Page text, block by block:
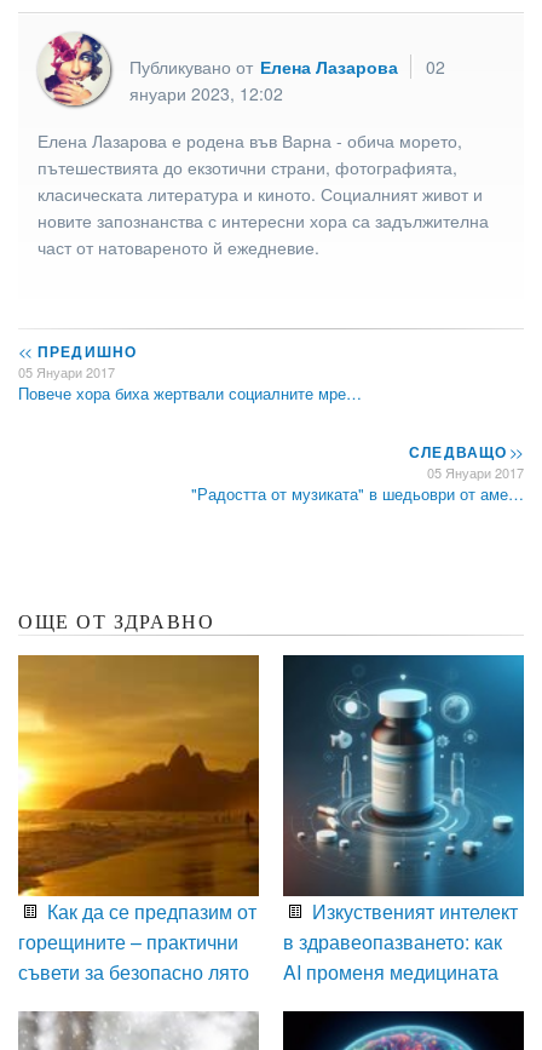
Публикувано от Елена Лазарова
02
януари 2023, 12:02
Елена Лазарова е родена във Варна - обича морето,
пътешествията до екзотични страни, фотографията,
класическата литература и киното. Социалният живот и
новите запознанства с интересни хора са задължителна
част от натовареното й ежедневие.
<< ПРЕДИШНО
05 Януари 2017
Повече хора биха жертвали социалните мре…
СЛЕДВАЩО>>
05 Януари 2017
"Радостта от музиката" в шедьоври от аме…
ОЩЕ ОТ ЗДРАВНО
Как да се предпазим от
горещините – практични
съвети за безопасно лято
Изкуственият интелект
в здравеопазването: как
AI променя медицината